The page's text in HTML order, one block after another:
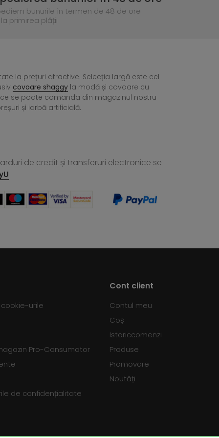
bunurile în termen de 48 de ore
primirea plății
la prețuri atractive. Selecția largă este cel
covoare shaggy la modă și covoare cu
se poate comanda din magazinul nostru
și iarbă artificială.
de credit și transferuri electronice se
urile
Pro-Consumator
de confidențialitate
Cont client
Contul meu
Coș
Istoriccomenzi
Produse
Promovare
Noutăți